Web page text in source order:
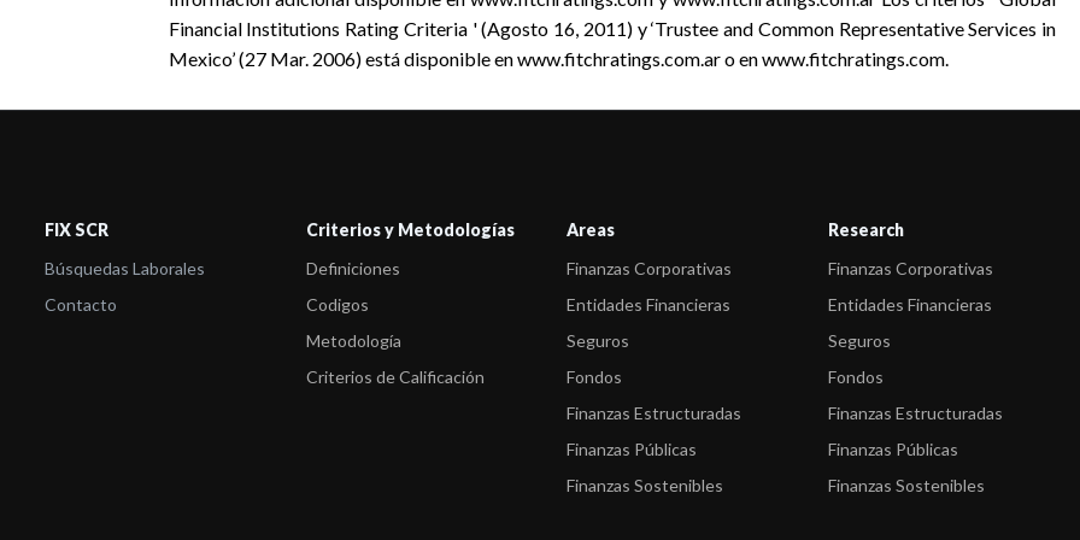
Financial Institutions Rating Criteria ' (Agosto 16, 2011) y ‘Trustee and Common Representative Services in
Mexico’ (27 Mar. 2006) está disponible en www.fitchratings.com.ar o en www.fitchratings.com.
FIX SCR
Búsquedas Laborales
Contacto
Criterios y Metodologías
Definiciones
Codigos
Metodología
Criterios de Calificación
Areas
Finanzas Corporativas
Entidades Financieras
Seguros
Fondos
Finanzas Estructuradas
Finanzas Públicas
Finanzas Sostenibles
Research
Finanzas Corporativas
Entidades Financieras
Seguros
Fondos
Finanzas Estructuradas
Finanzas Públicas
Finanzas Sostenibles